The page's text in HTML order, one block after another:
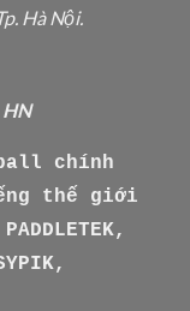
Hà Nội.
HN
chính
thế giới